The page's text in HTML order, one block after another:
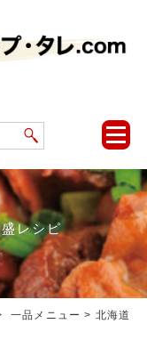
toggle
レシピ
一品メニュー > 北海道